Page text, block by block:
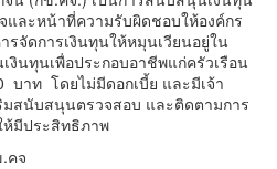
ละหน้าที่ความรับผิดชอบให้องค์กร
จัดการเงินทุนให้หมุนเวียนอยู่ใน
นทุนเพื่อประกอบอาชีพแก่ครัวเรือน
าท โดยไม่มีดอกเบี้ย และมีเจ้า
สนับสนุนตรวจสอบ และติดตามการ
ห้มีประสิทธิภาพ
คจ